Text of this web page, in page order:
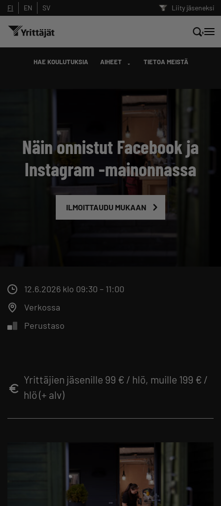
Liity jäseneksi
FI EN SV
HAE KOULUTUKSIA AIHEET TIETOA MEISTÄ
Näin onnistut Facebook ja
Instagram -mainonnassa
ILMOITTAUDU MUKAAN
12.6.2026 klo 09:30 – 11:00
Verkossa
Perustaso
Yrittäjien jäsenille 99 € / hlö, muille 199 € /
hlö (+ alv)
Hae sivustolta tai kysy suoraan
Suodata hakutuloksia: näytä kaikki sisältö